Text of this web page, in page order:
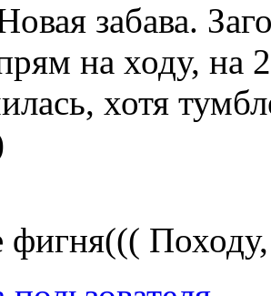
забава.
на ходу, на
хотя
фигня(((